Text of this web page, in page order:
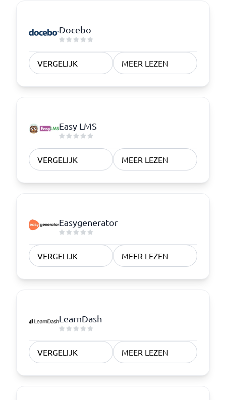
Docebo
VERGELIJK MEER LEZEN
Easy LMS
VERGELIJK MEER LEZEN
Easygenerator
VERGELIJK MEER LEZEN
LearnDash
VERGELIJK MEER LEZEN